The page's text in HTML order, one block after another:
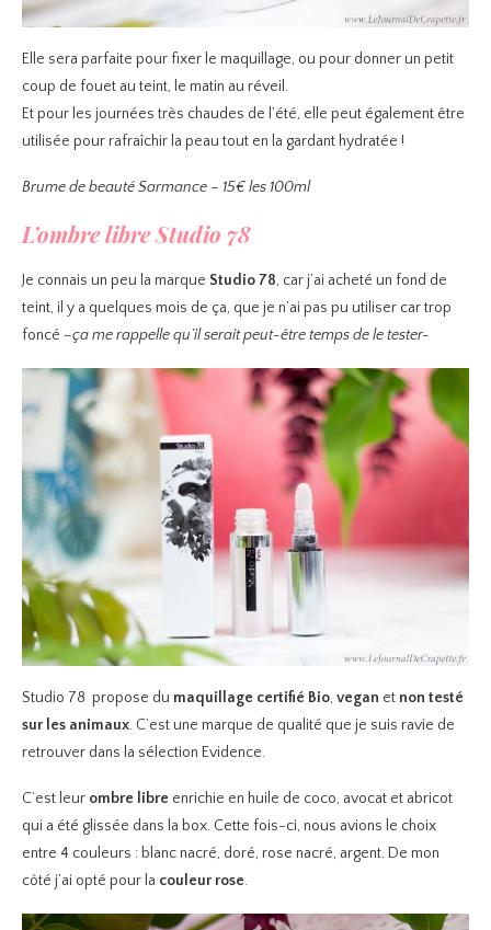
Elle sera parfaite pour fixer le maquillage, ou pour donner un petit
coup de fouet au teint, le matin au réveil.
Et pour les journées très chaudes de l’été, elle peut également être
utilisée pour rafraîchir la peau tout en la gardant hydratée !
Brume de beauté Sarmance – 15€ les 100ml
L’ombre libre Studio 78
Je connais un peu la marque Studio 78, car j’ai acheté un fond de
teint, il y a quelques mois de ça, que je n’ai pas pu utiliser car trop
foncé –ça me rappelle qu’il serait peut-être temps de le tester-
Studio 78 propose du maquillage certifié Bio, vegan et non testé
sur les animaux. C’est une marque de qualité que je suis ravie de
retrouver dans la sélection Evidence.
C’est leur ombre libre enrichie en huile de coco, avocat et abricot
qui a été glissée dans la box. Cette fois-ci, nous avions le choix
entre 4 couleurs : blanc nacré, doré, rose nacré, argent. De mon
côté j’ai opté pour la couleur rose.